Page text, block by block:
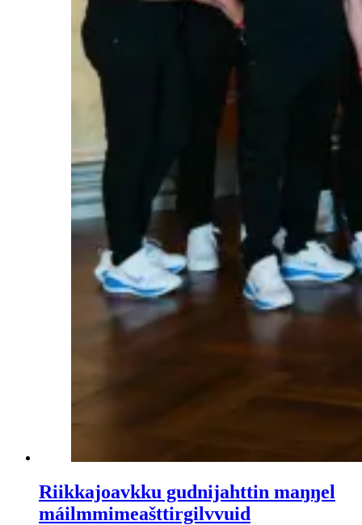
Riikkajoavkku gudnijahttin maŋŋel
máilmmimeašttirgilvvuid